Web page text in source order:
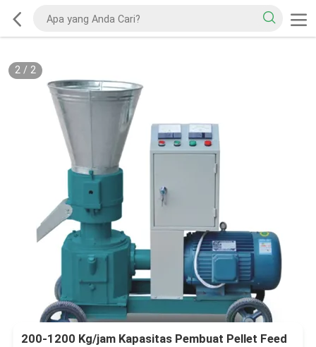
2/ 2
200-1200 Kg/jam Kapasitas Pembuat Pellet Feed